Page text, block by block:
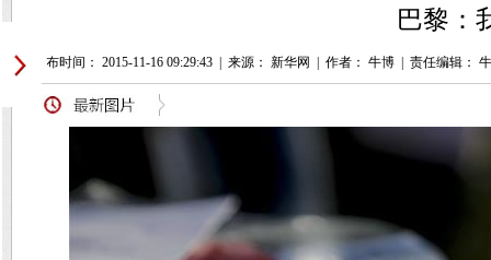
巴黎：
发布时间： 2015-11-16 09:29:43 来源： 新华网 作者： 牛博 责任编辑：